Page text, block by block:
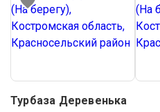
Турбаза Деревенька